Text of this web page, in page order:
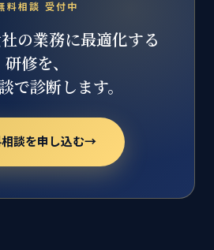
料相談 受付中
の業務に最適化する
研修を、
で診断します。
談を申し込む→